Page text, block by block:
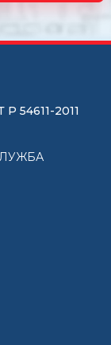
Р 54611-2011